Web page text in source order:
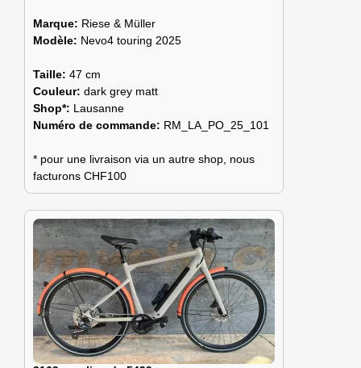
Marque: Riese & Müller
Modèle: Nevo4 touring 2025
Taille: 47 cm
Couleur: dark grey matt
Shop*: Lausanne
Numéro de commande: RM_LA_PO_25_101
* pour une livraison via un autre shop, nous
facturons CHF100